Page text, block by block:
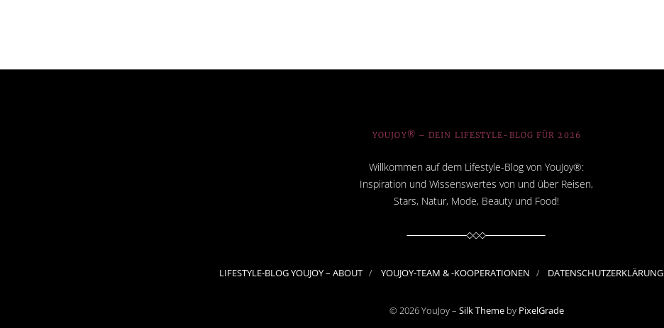
YOUJOY® – DEIN LIFESTYLE-BLOG FÜR 2026
Willkommen auf dem Lifestyle-Blog von YouJoy®:
Inspiration und Wissenswertes von und über Reisen,
Stars, Natur, Mode, Beauty und Food!
LIFESTYLE-BLOG YOUJOY – ABOUT YOUJOY-TEAM & -KOOPERATIONEN DATENSCHUTZERKLÄRUNG
© 2026 YouJoy – Silk Theme by PixelGrade